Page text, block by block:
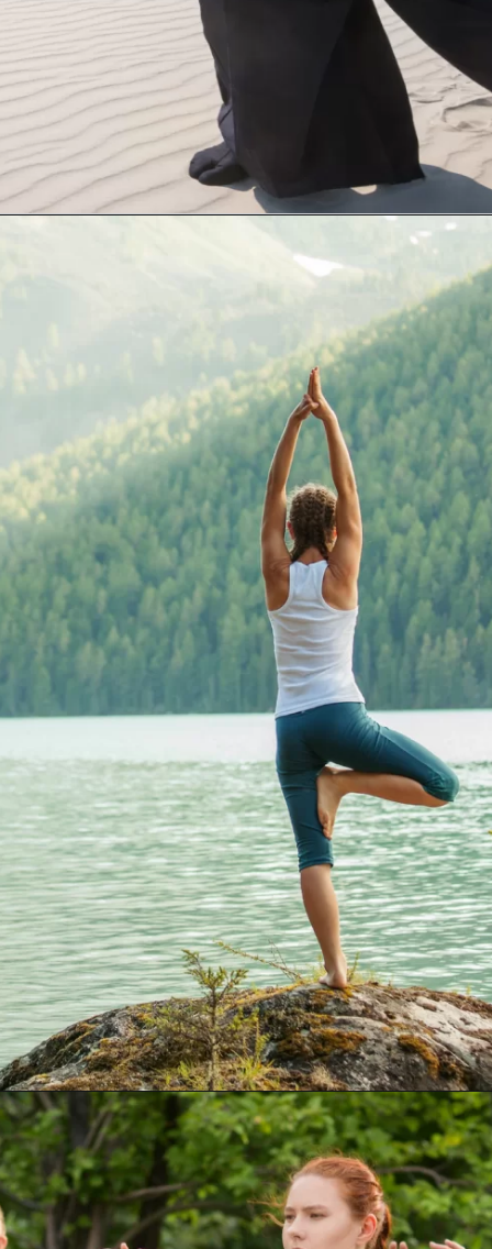
Opening https://www.samuraigirl.com.br/3-beneficios-de-se-praticar-artes-marciais